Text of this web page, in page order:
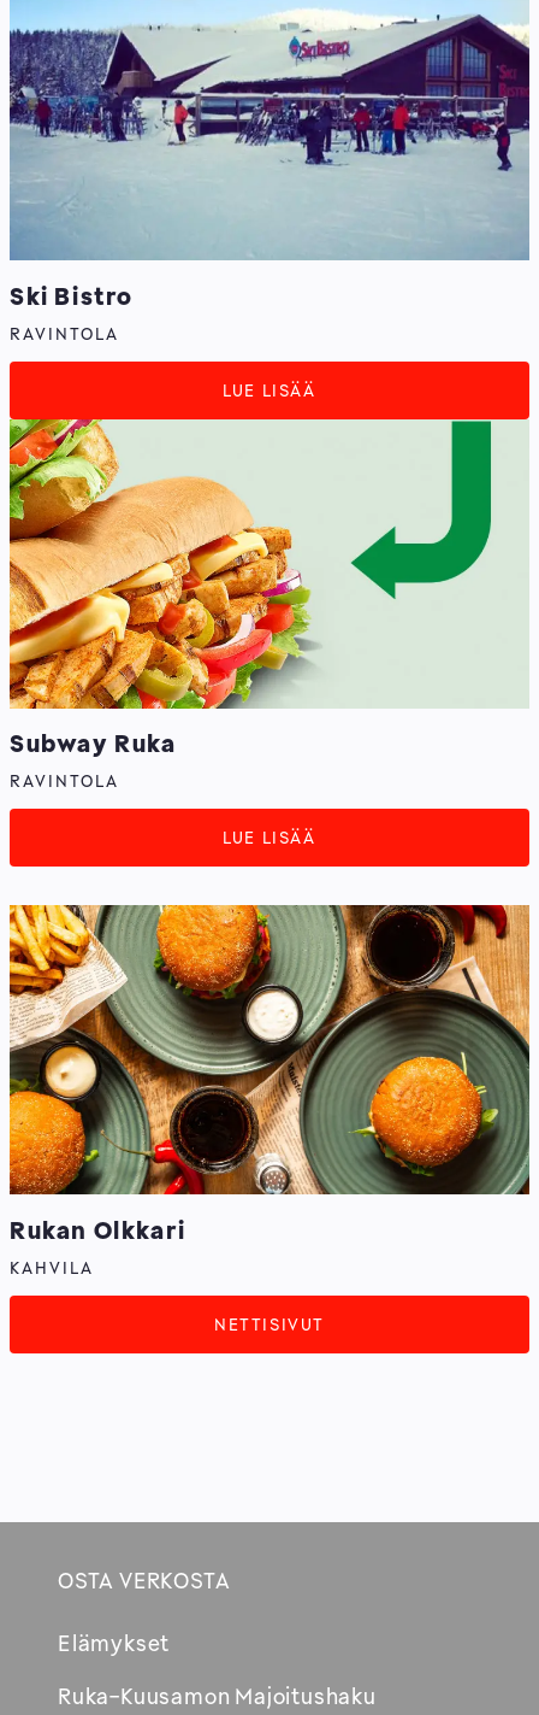
Ski Bistro
RAVINTOLA
LUE LISÄÄ
Subway Ruka
RAVINTOLA
LUE LISÄÄ
Rukan Olkkari
KAHVILA
NETTISIVUT
OSTA VERKOSTA
Elämykset
Ruka-Kuusamon Majoitushaku